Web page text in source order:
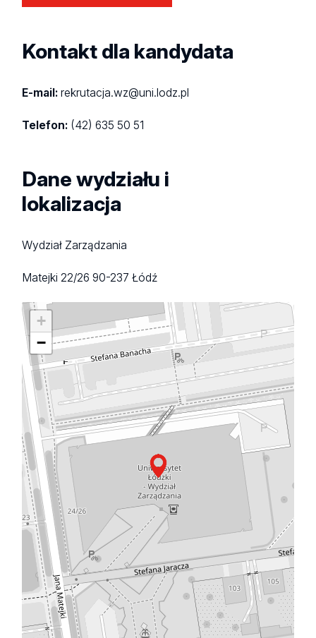
Kontakt dla kandydata
E-mail: rekrutacja.wz@uni.lodz.pl
Telefon: (42) 635 50 51
Dane wydziału i
lokalizacja
Wydział Zarządzania
Matejki 22/2690-237 Łódź
+
−